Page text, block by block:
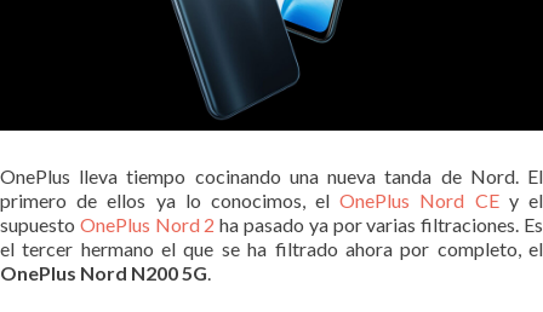
OnePlus lleva tiempo cocinando una nueva tanda de Nord. El
primero de ellos ya lo conocimos, elOnePlus Nord CEy el
supuesto OnePlus Nord 2 ha pasado ya por varias filtraciones. Es
el tercer hermano el que se ha filtrado ahora por completo, el
OnePlus Nord N200 5G.